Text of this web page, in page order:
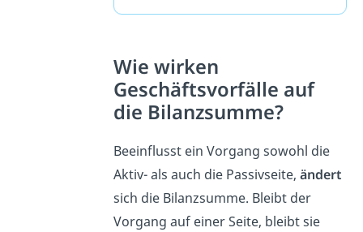
Wie wirken
Geschäftsvorfälle auf
die Bilanzsumme?
Beeinflusst ein Vorgang sowohl die
Aktiv- als auch die Passivseite,ändert
sich die Bilanzsumme. Bleibt der
Vorgang auf einer Seite, bleibt sie